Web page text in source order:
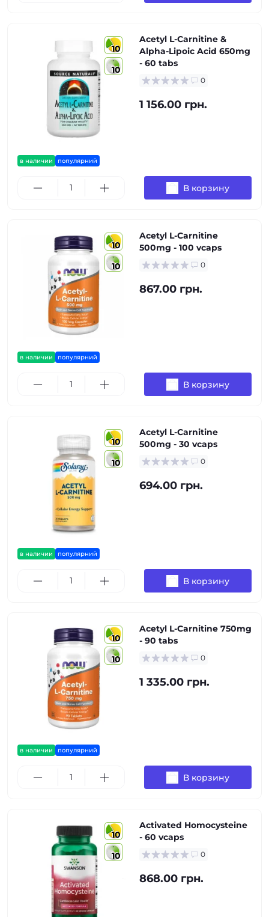
10
10
в наличии популярний
Acetyl L-Carnitine &
Alpha-Lipoic Acid 650mg
- 60 tabs
0
1 156.00 грн.
В корзину
10
10
в наличии популярний
Acetyl L-Carnitine
500mg - 100 vcaps
0
867.00 грн.
В корзину
10
10
в наличии популярний
Acetyl L-Carnitine
500mg - 30 vcaps
0
694.00 грн.
В корзину
10
10
в наличии популярний
Acetyl L-Carnitine 750mg
- 90 tabs
0
1 335.00 грн.
В корзину
10
10
Activated Homocysteine
- 60 vcaps
0
868.00 грн.